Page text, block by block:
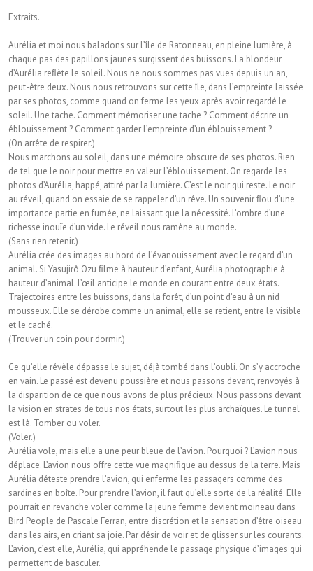
Extraits.
Aurélia et moi nous baladons sur l’île de Ratonneau, en pleine lumière, à
chaque pas des papillons jaunes surgissent des buissons. La blondeur
d’Aurélia reﬂète le soleil. Nous ne nous sommes pas vues depuis un an,
peut-être deux. Nous nous retrouvons sur cette île, dans l’empreinte laissée
par ses photos, comme quand on ferme les yeux après avoir regardé le
soleil. Une tache. Comment mémoriser une tache ? Comment décrire un
éblouissement ? Comment garder l’empreinte d’un éblouissement ?
(On arrête de respirer.)
Nous marchons au soleil, dans une mémoire obscure de ses photos. Rien
de tel que le noir pour mettre en valeur l’éblouissement. On regarde les
photos d’Aurélia, happé, attiré par la lumière. C’est le noir qui reste. Le noir
au réveil, quand on essaie de se rappeler d’un rêve. Un souvenir ﬂou d’une
importance partie en fumée, ne laissant que la nécessité. L’ombre d’une
richesse inouïe d’un vide. Le réveil nous ramène au monde.
(Sans rien retenir.)
Aurélia crée des images au bord de l’évanouissement avec le regard d’un
animal. Si Yasujirô Ozu ﬁlme à hauteur d’enfant, Aurélia photographie à
hauteur d’animal. L’œil anticipe le monde en courant entre deux états.
Trajectoires entre les buissons, dans la forêt, d’un point d’eau à un nid
mousseux. Elle se dérobe comme un animal, elle se retient, entre le visible
et le caché.
(Trouver un coin pour dormir.)
Ce qu’elle révèle dépasse le sujet, déjà tombé dans l’oubli. On s’y accroche
en vain. Le passé est devenu poussière et nous passons devant, renvoyés à
la disparition de ce que nous avons de plus précieux. Nous passons devant
la vision en strates de tous nos états, surtout les plus archaïques. Le tunnel
est là. Tomber ou voler.
(Voler.)
Aurélia vole, mais elle a une peur bleue de l’avion. Pourquoi ? L’avion nous
déplace. L’avion nous offre cette vue magniﬁque au dessus de la terre. Mais
Aurélia déteste prendre l’avion, qui enferme les passagers comme des
sardines en boîte. Pour prendre l’avion, il faut qu’elle sorte de la réalité. Elle
pourrait en revanche voler comme la jeune femme devient moineau dans
Bird People de Pascale Ferran, entre discrétion et la sensation d’être oiseau
dans les airs, en criant sa joie. Par désir de voir et de glisser sur les courants.
L’avion, c’est elle, Aurélia, qui appréhende le passage physique d’images qui
permettent de basculer.